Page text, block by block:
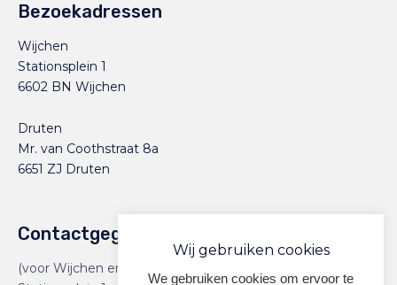
Bezoekadressen
Wijchen
Stationsplein 1
6602 BN Wijchen
Druten
Mr. van Coothstraat 8a
6651 ZJ Druten
Contactgegevens
(voor Wijchen en Druten)
Wij gebruiken cookies
We gebruiken cookies om ervoor te